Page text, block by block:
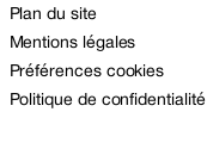
Plan du site
Mentions légales
Préférences cookies
Politique de confidentialité